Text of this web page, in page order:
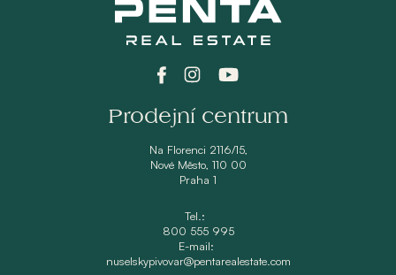
Prodejní centrum
Na Florenci 2116/15,
Nové Město, 110 00
Praha 1
Tel.:
800 555 995
E-mail:
nuselskypivovar@pentarealestate.com